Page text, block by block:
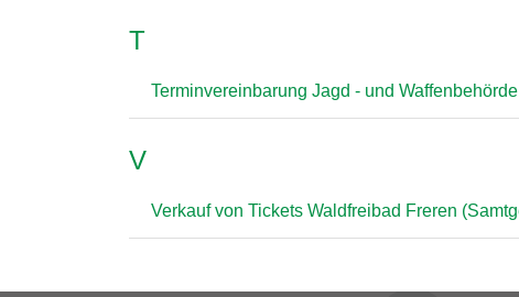
T
Terminvereinbarung Jagd - und
V
Verkauf von Tickets Waldfreibad Freren